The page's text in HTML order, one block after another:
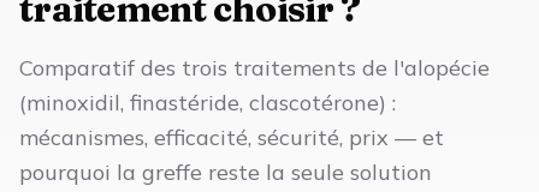
traitement choisir ?
Comparatif des trois traitements de l'alopécie
(minoxidil, finastéride, clascotérone) :
mécanismes, efficacité, sécurité, prix — et
pourquoi la greffe reste la seule solution